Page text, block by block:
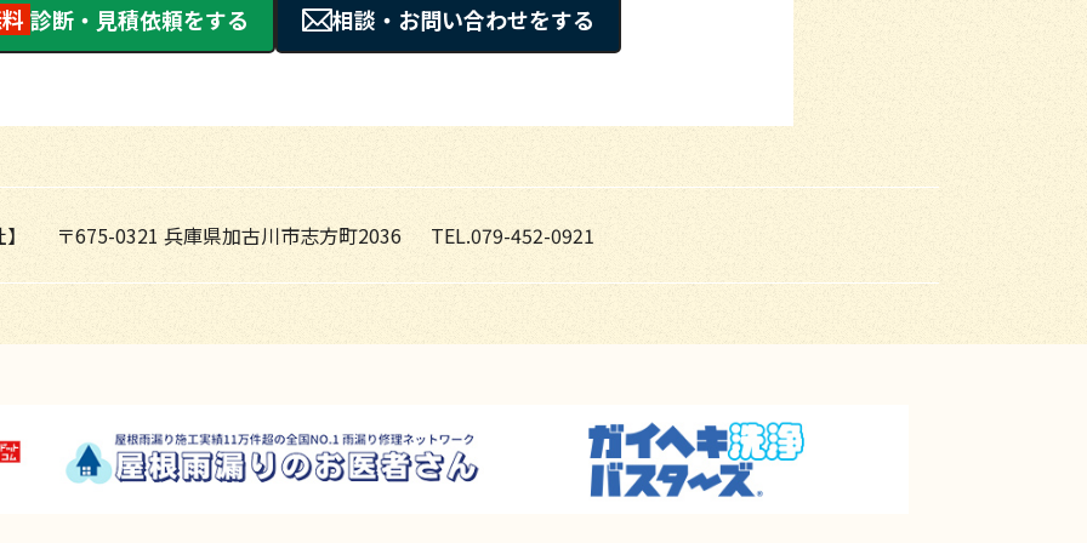
診断・見積依頼をする 相談・お問い合わせをする
〒675-0321 兵庫県加古川市志方町2036 TEL.079-452-0921